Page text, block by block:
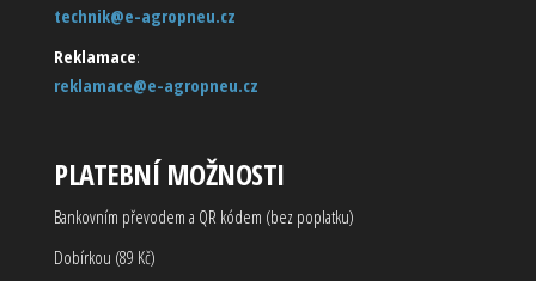
technik@e-agropneu.cz
Reklamace:
reklamace@e-agropneu.cz
PLATEBNÍ MOŽNOSTI
Bankovním převodem a QR kódem (bez poplatku)
Dobírkou (89 Kč)